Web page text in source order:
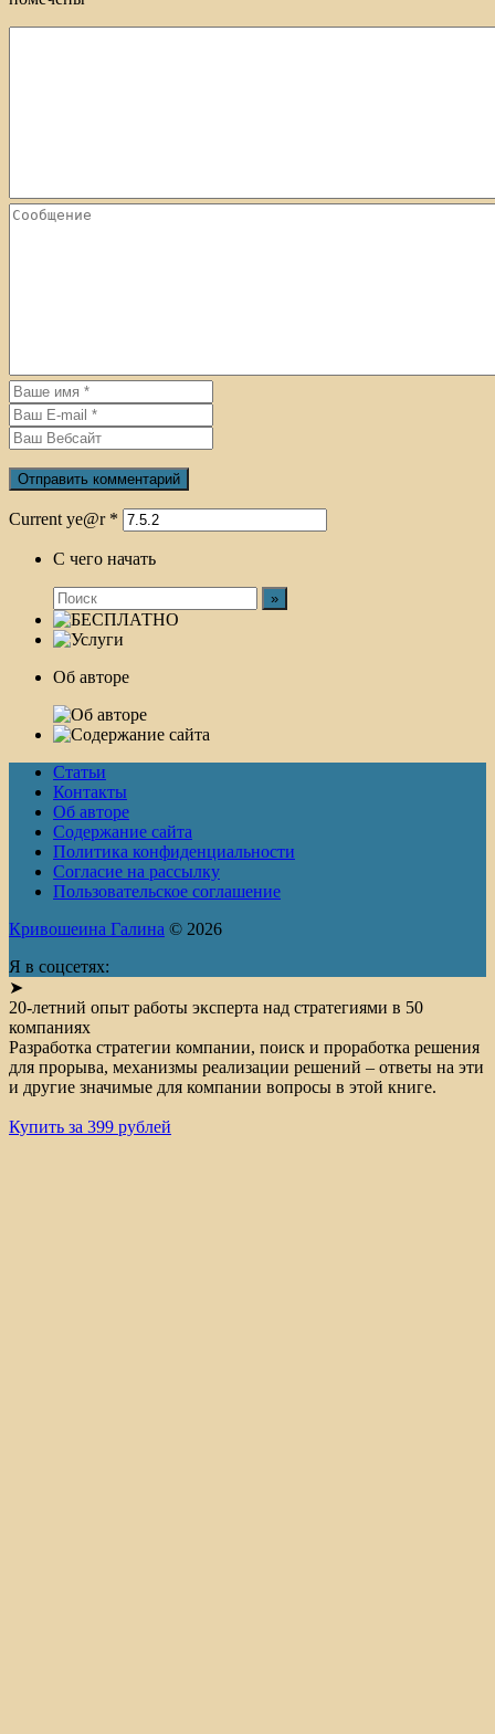
Current ye@r *
С чего начать
Об авторе
Статьи
Контакты
Об авторе
Содержание сайта
Политика конфиденциальности
Согласие на рассылку
Пользовательское соглашение
Кривошеина Галина © 2026
Я в соцсетях:
➤
20-летний опыт работы эксперта над стратегиями в 50
компаниях
Разработка стратегии компании, поиск и проработка решения
для прорыва, механизмы реализации решений – ответы на эти
и другие значимые для компании вопросы в этой книге.
Купить за 399 рублей